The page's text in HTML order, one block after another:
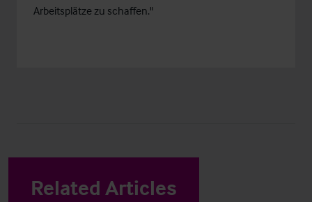
Arbeitsplätze zu schaffen."
Related Articles